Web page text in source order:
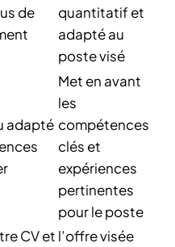
de
quantitatif et
adapté au
poste visé
adapté
Met en avant
les
compétences
clés et
expériences
pertinentes
pour le poste
CV et l’offre visée